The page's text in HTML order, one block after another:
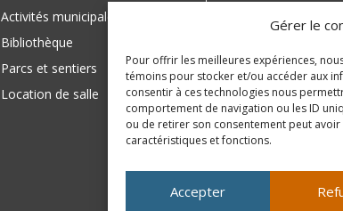
Gérer le
Pour offrir les meilleures expériences,
témoins pour stocker et/ou accéder aux
consentir à ces technologies nous
comportement de navigation ou les ID
ou de retirer son consentement peut
caractéristiques et fonctions.
Accepter
Activités municipales
Bibliothèque
Parcs et sentiers
Location de salle
Québec J0P 1P1
Téléphone :
Direction